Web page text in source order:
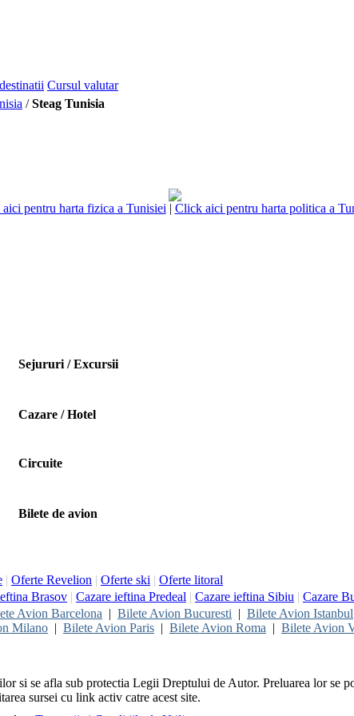
Cursul valutar
/Steag Tunisia
pentru harta fizica a Tunisiei | Click aici pentru harta politica a
Sejururi / Excursii
Cazare / Hotel
Circuite
Bilete de avion
| Oferte Revelion | Oferte ski | Oferte litoral
Brasov | Cazare ieftina Predeal | Cazare ieftina Sibiu | Cazare
Avion Barcelona | Bilete Avion Bucuresti | Bilete Avion Istanbul
Milano | Bilete Avion Paris | Bilete Avion Roma | Bilete Avion
si se afla sub protectia Legii Dreptului de Autor. Preluarea lor se
sursei cu link activ catre acest site.